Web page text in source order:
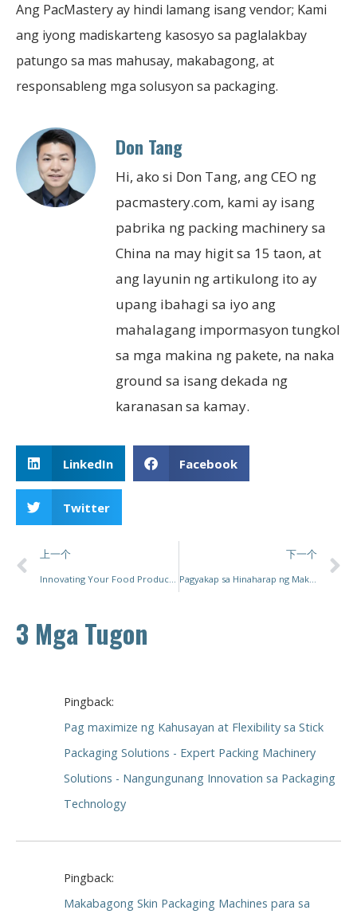
Ang PacMastery ay hindi lamang isang vendor; Kami
ang iyong madiskarteng kasosyo sa paglalakbay
patungo sa mas mahusay, makabagong, at
responsableng mga solusyon sa packaging.
Don Tang
Hi, ako si Don Tang, ang CEO ng
pacmastery.com, kami ay isang
pabrika ng packing machinery sa
China na may higit sa 15 taon, at
ang layunin ng artikulong ito ay
upang ibahagi sa iyo ang
mahalagang impormasyon tungkol
sa mga makina ng pakete, na naka
ground sa isang dekada ng
karanasan sa kamay.
LinkedIn Facebook
Twitter
上一个
Innovating Your Food Production Line: Isang Komprehensibong Gabay sa Pagpili ng Tamang Packaging Machinery
下一个
Pagyakap sa Hinaharap ng Makinarya sa Packaging: Mga Makabagong ideya at Trend
3 Mga Tugon
Pingback:
Pag maximize ng Kahusayan at Flexibility sa Stick
Packaging Solutions - Expert Packing Machinery
Solutions - Nangungunang Innovation sa Packaging
Technology
Pingback:
Makabagong Skin Packaging Machines para sa